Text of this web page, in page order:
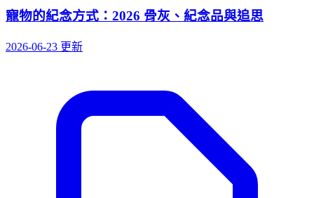
寵物的紀念方式：2026 骨灰、紀念品與追思
2026-06-23 更新